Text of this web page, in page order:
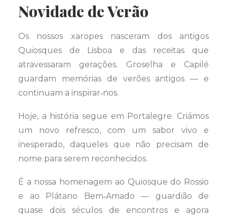
Novidade de Verão
Os nossos xaropes nasceram dos antigos
Quiosques de Lisboa e das receitas que
atravessaram gerações. Groselha e Capilé
guardam memórias de verões antigos — e
continuam a inspirar‑nos.
Hoje, a história segue em Portalegre. Criámos
um novo refresco, com um sabor vivo e
inesperado, daqueles que não precisam de
nome para serem reconhecidos.
É a nossa homenagem ao Quiosque do Rossio
e ao Plátano Bem‑Amado — guardião de
quase dois séculos de encontros e agora